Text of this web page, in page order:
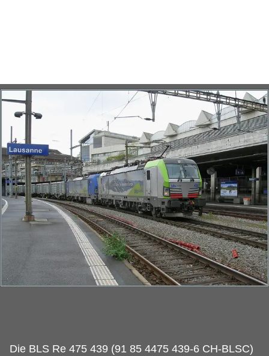
Die BLS Re 475 439 (91 85 4475 439-6 CH-BLSC)